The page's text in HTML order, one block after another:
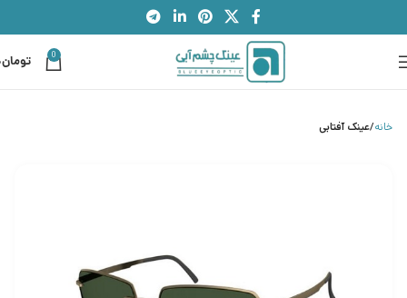
0 تومان
خانه عینک آفتابی